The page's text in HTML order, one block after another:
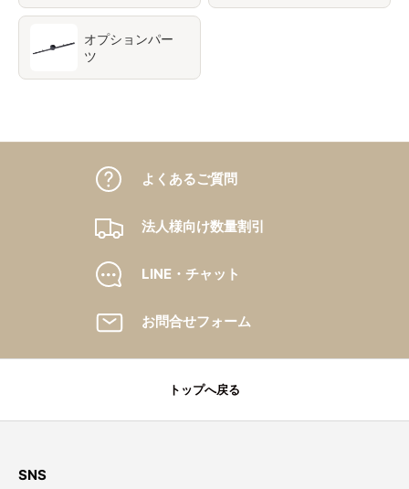
オプションパー
ツ
よくあるご質問
法人様向け数量割引
LINE・チャット
お問合せフォーム
トップへ戻る
SNS